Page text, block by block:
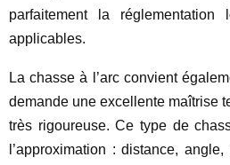
parfaitement la
applicables.
La chasse à l’arc convient
demande une excellente maîtrise
très rigoureuse. Ce type de
l’approximation : distance,